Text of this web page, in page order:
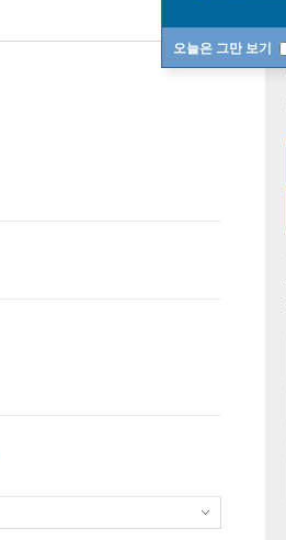
오늘은 그만 보기